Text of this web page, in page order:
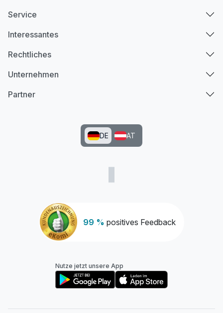
99 % positives Feedback
Service
Interessantes
Rechtliches
Unternehmen
Partner
DE AT
Nutze jetzt unsere App